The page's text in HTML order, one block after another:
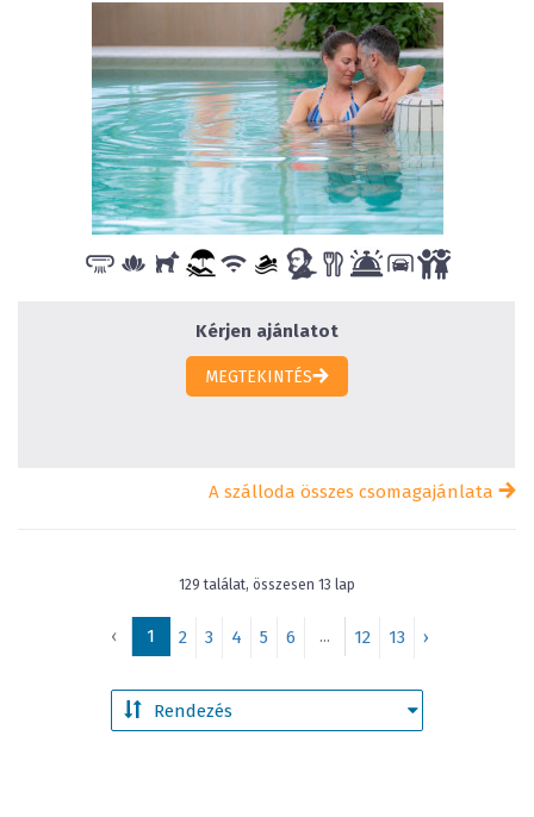
Kérjen ajánlatot
MEGTEKINTÉS
A szálloda összes csomagajánlata
129 találat, összesen 13 lap
‹ 1 2 3 4 5 6 ... 12 13 ›